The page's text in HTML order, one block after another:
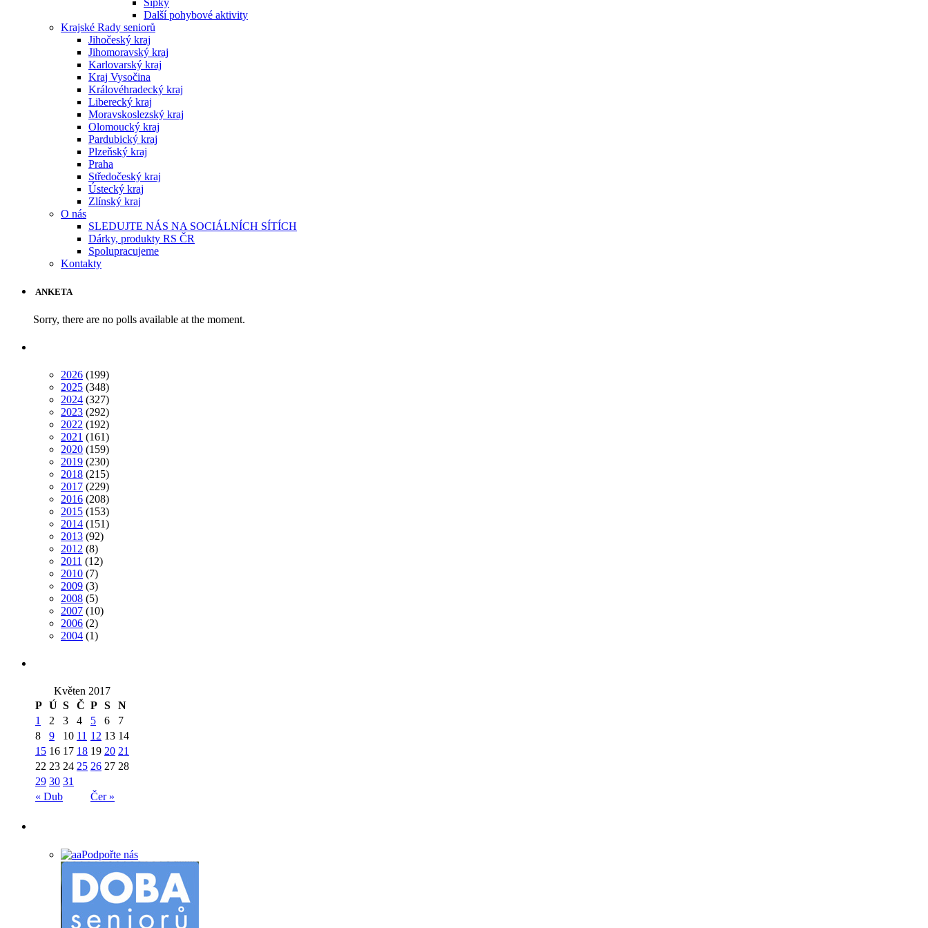
Šipky
Další pohybové aktivity
Krajské Rady seniorů
Jihočeský kraj
Jihomoravský kraj
Karlovarský kraj
Kraj Vysočina
Královéhradecký kraj
Liberecký kraj
Moravskoslezský kraj
Olomoucký kraj
Pardubický kraj
Plzeňský kraj
Praha
Středočeský kraj
Ústecký kraj
Zlínský kraj
O nás
SLEDUJTE NÁS NA SOCIÁLNÍCH SÍTÍCH
Dárky, produkty RS ČR
Spolupracujeme
Kontakty
ANKETA
Sorry, there are no polls available at the moment.
2026 (199)
2025 (348)
2024 (327)
2023 (292)
2022 (192)
2021 (161)
2020 (159)
2019 (230)
2018 (215)
2017 (229)
2016 (208)
2015 (153)
2014 (151)
2013 (92)
2012 (8)
2011 (12)
2010 (7)
2009 (3)
2008 (5)
2007 (10)
2006 (2)
2004 (1)
Květen 2017
P Ú S Č P S N
« Dub Čer »
1 2 3 4 5 6
7
8
9 10 11 12 13 14
15 16 17 18 19 20 21
22 23 24 25 26 27 28
29 30 31